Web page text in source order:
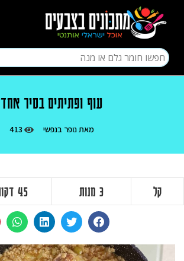
עוף ופתיתים בסיר אחד
מאתנופר בנפשי 413
קל 3 מנות 45 דקות